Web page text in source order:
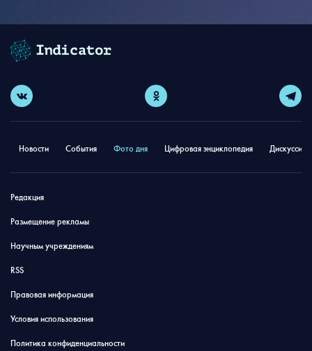
Новости События Фото дня Цифровая энциклопедия
Редакция
Размещение рекламы
Научным учреждениям
RSS
Правовая информация
Условия использования
Политика конфиденциальности